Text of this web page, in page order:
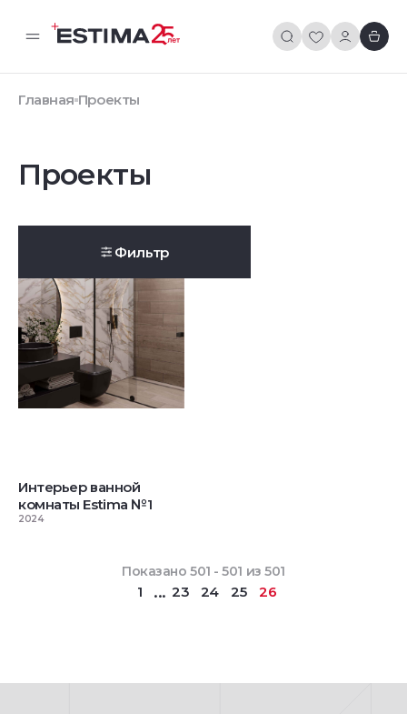
Главная Проекты
Проекты
Фильтр
Интерьер ванной
комнаты Estima №1
2024
Показано 501 - 501 из 501
1 ... 23 24 25 26